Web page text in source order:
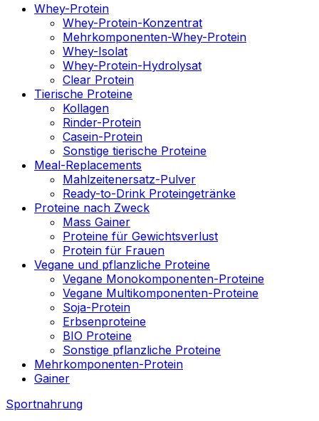
Whey-Protein
Whey-Protein-Konzentrat
Mehrkomponenten-Whey-Protein
Whey-Isolat
Whey-Protein-Hydrolysat
Clear Protein
Tierische Proteine
Kollagen
Rinder-Protein
Casein-Protein
Sonstige tierische Proteine
Meal-Replacements
Mahlzeitenersatz-Pulver
Ready-to-Drink Proteingetränke
Proteine nach Zweck
Mass Gainer
Proteine für Gewichtsverlust
Protein für Frauen
Vegane und pflanzliche Proteine
Vegane Monokomponenten-Proteine
Vegane Multikomponenten-Proteine
Soja-Protein
Erbsenproteine
BIO Proteine
Sonstige pflanzliche Proteine
Mehrkomponenten-Protein
Gainer
Sportnahrung